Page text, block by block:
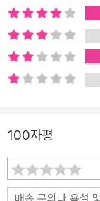
레이터의 사진에는
지 않으려는 것이다.
다”라는 그의 말과
인 에드워드 스타
A)에서 몇 점의 사
을 드러나지 않은 채
다란 특권이다”라
욕의 풍경은 그의
적이다. 존재를 드러
100자평